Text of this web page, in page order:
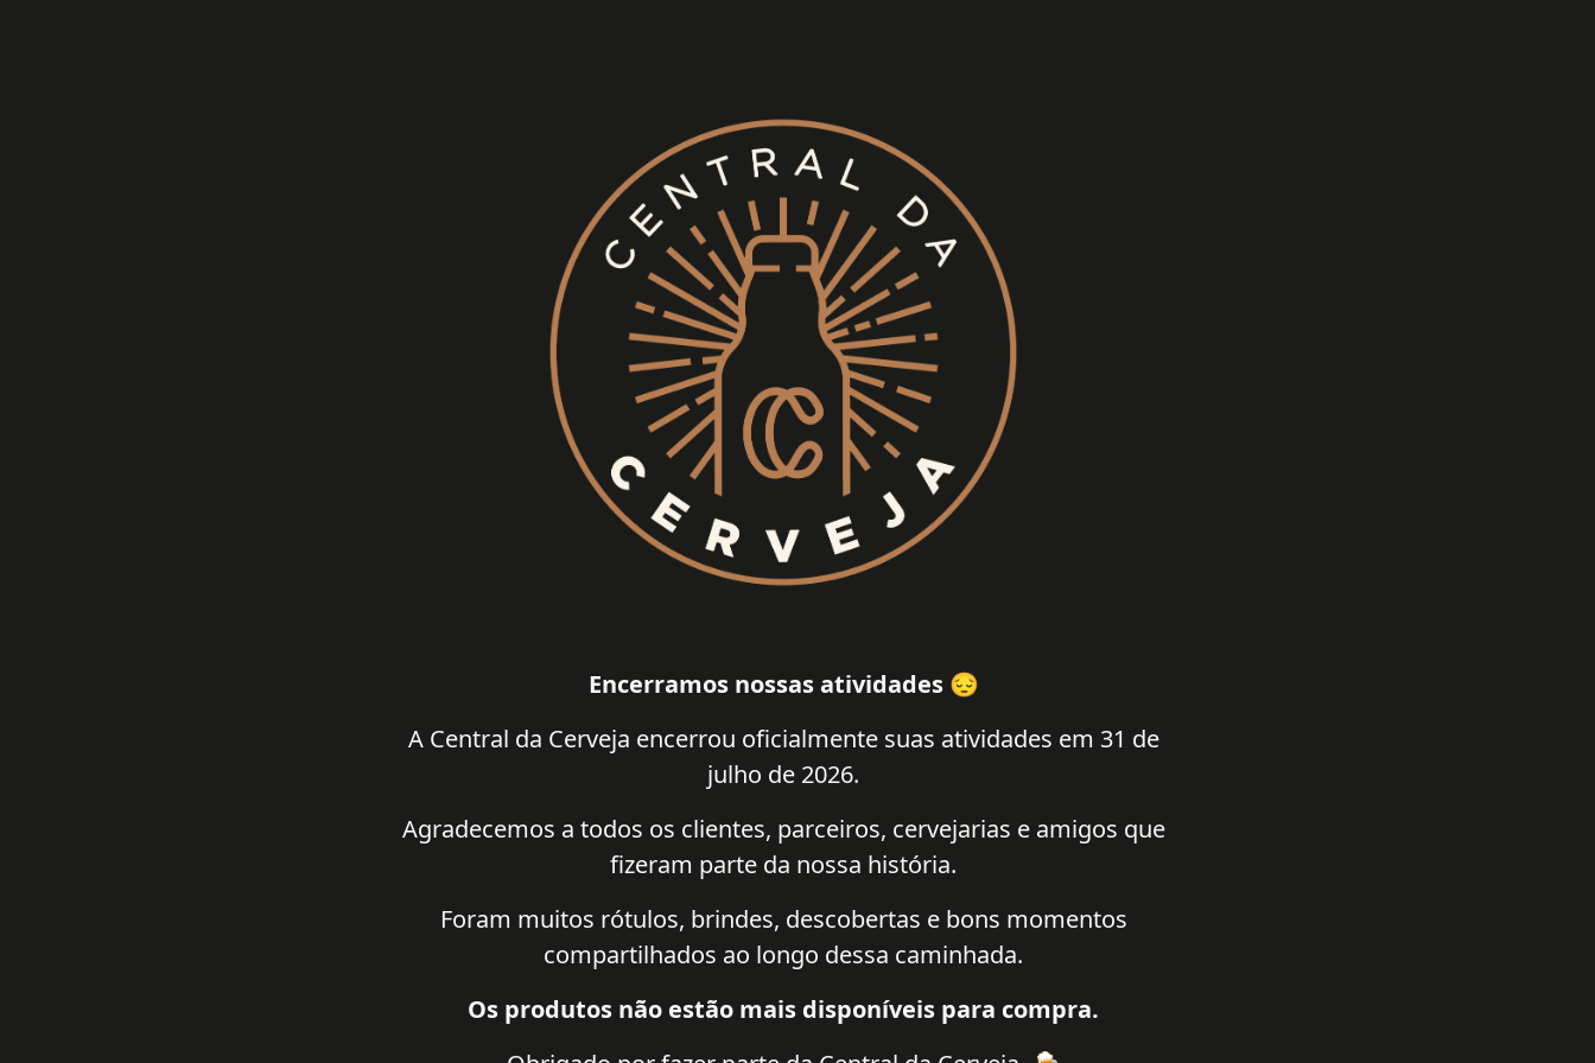
Encerramos nossas atividades 😔
A Central da Cerveja encerrou oficialmente suas atividades em 31 de
julho de 2026.
Agradecemos a todos os clientes, parceiros, cervejarias e amigos que
fizeram parte da nossa história.
Foram muitos rótulos, brindes, descobertas e bons momentos
compartilhados ao longo dessa caminhada.
Os produtos não estão mais disponíveis para compra.